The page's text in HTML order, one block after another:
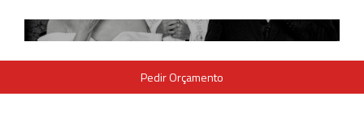
Casamento em Criciúma na Capela Nossa
Senhora do Perpétuo Socorro | Gabriela &
Pedir Orçamento